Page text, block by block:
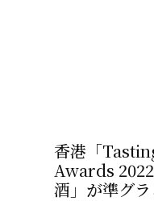
香港「
Awards
酒」が準グラ